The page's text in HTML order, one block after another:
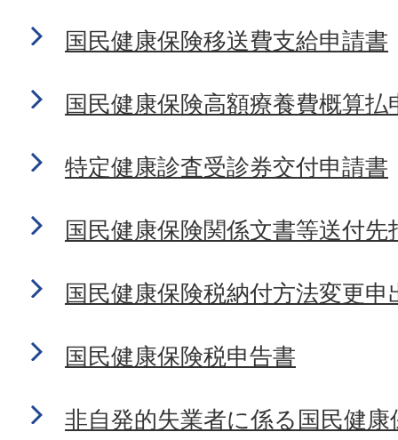
国民健康保険移送費支給申請書
国民健康保険高額療養費概算払
特定健康診査受診券交付申請書
国民健康保険関係文書等送付先
国民健康保険税納付方法変更申
国民健康保険税申告書
非自発的失業者に係る国民健